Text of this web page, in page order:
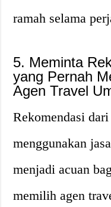
ramah selama
5. Meminta
yang Pernah
Agen Travel
Rekomendasi
menggunakan
menjadi acuan
memilih agen